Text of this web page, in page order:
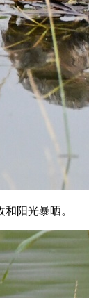
阳光暴晒。